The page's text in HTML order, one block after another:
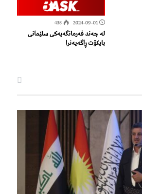
2024-09-01
435
لە چەند فەرمانگەیەکی سلێمانی
بایکۆت ڕاگەیەنرا